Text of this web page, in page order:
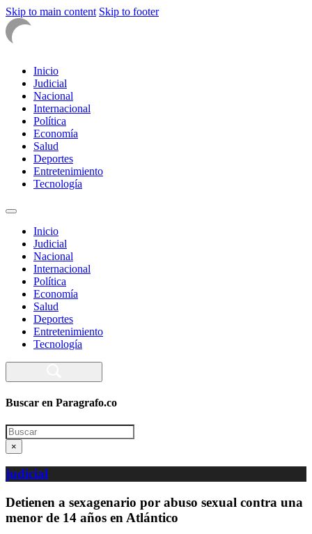
Skip to main content Skip to footer
Inicio
Judicial
Nacional
Internacional
Política
Economía
Salud
Deportes
Entretenimiento
Tecnología
Inicio
Judicial
Nacional
Internacional
Política
Economía
Salud
Deportes
Entretenimiento
Tecnología
Buscar en Paragrafo.co
Search
×
judicial
Detienen a sexagenario por abuso sexual contra una
menor de 14 años en Atlántico